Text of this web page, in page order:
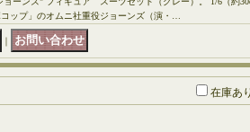
ップ」のオムニ社重役ジョーンズ（演・…
｜
在庫あり